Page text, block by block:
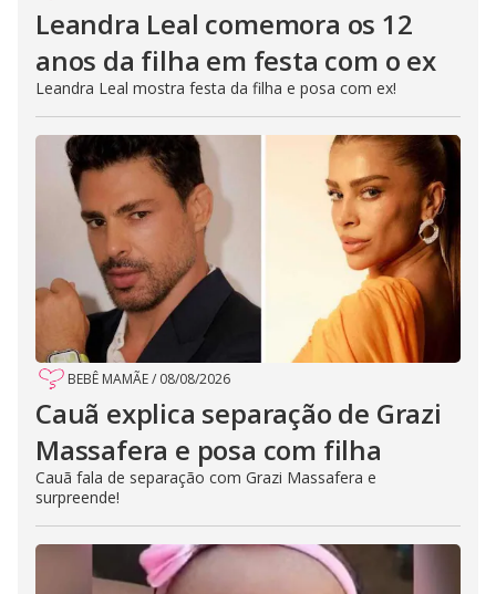
Leandra Leal comemora os 12
anos da filha em festa com o ex
Leandra Leal mostra festa da filha e posa com ex!
BEBÊ MAMÃE/ 08/08/2026
Cauã explica separação de Grazi
Massafera e posa com filha
Cauã fala de separação com Grazi Massafera e
surpreende!